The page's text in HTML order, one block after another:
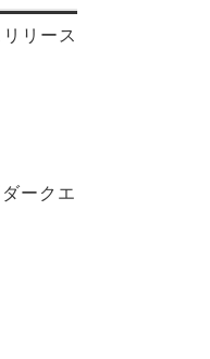
リース
ークエ